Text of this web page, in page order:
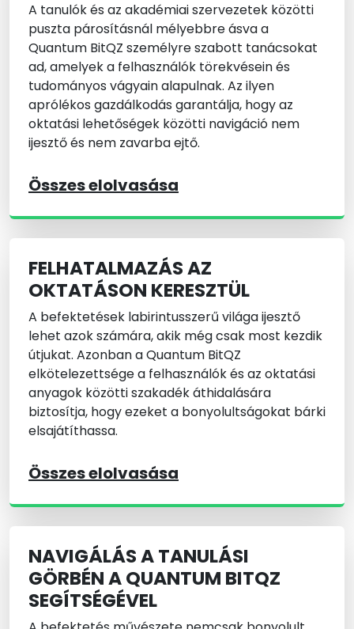
A tanulók és az akadémiai szervezetek közötti
puszta párosításnál mélyebbre ásva a
Quantum BitQZ személyre szabott tanácsokat
ad, amelyek a felhasználók törekvésein és
tudományos vágyain alapulnak. Az ilyen
aprólékos gazdálkodás garantálja, hogy az
oktatási lehetőségek közötti navigáció nem
ijesztő és nem zavarba ejtő.
Összes elolvasása
FELHATALMAZÁS AZ
OKTATÁSON KERESZTÜL
A befektetések labirintusszerű világa ijesztő
lehet azok számára, akik még csak most kezdik
útjukat. Azonban a Quantum BitQZ
elkötelezettsége a felhasználók és az oktatási
anyagok közötti szakadék áthidalására
biztosítja, hogy ezeket a bonyolultságokat bárki
elsajátíthassa.
Összes elolvasása
NAVIGÁLÁS A TANULÁSI
GÖRBÉN A QUANTUM BITQZ
SEGÍTSÉGÉVEL